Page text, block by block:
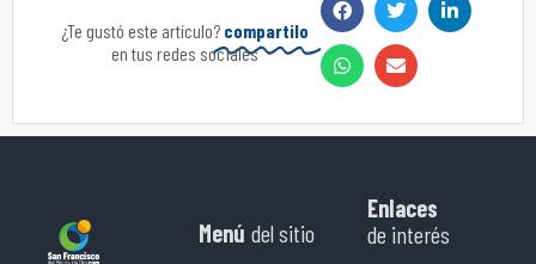
¿Te gustó este artículo? compartilo
en tus redes sociales
Menú del sitio
Enlaces
de interés